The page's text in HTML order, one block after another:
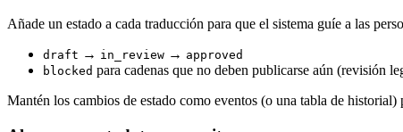
Añade un estado a cada traducción para que el sistema guíe a las
draft → in_review → approved
blocked para cadenas que no deben publicarse aún (revisión
Mantén los cambios de estado como eventos (o una tabla de